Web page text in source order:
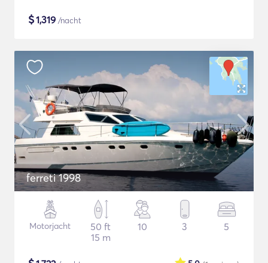
$1,319 /nacht
ferreti 1998
Motorjacht
50 ft
15 m
10 3 5